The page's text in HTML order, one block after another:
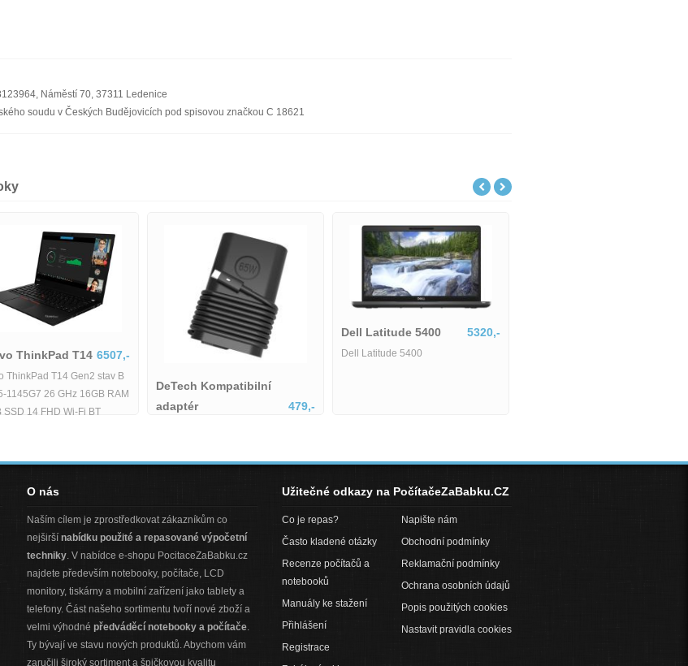
Náměstí 70, 37311 Ledenice
soudu v Českých Budějovicích pod spisovou značkou C 18621
ThinkPad T14 6507,-
ThinkPad T14 Gen2 stav B
1145G7 26 GHz 16GB RAM
SSD 14 FHD Wi-Fi BT
DeTech Kompatibilní
adaptér
479,-
Dell Latitude 5400 5320,-
Dell Latitude 5400
O nás
Naším cílem je zprostředkovat zákazníkům co
nejširšínabídku použité a repasované výpočetní
techniky. V nabídce e-shopu PocitaceZaBabku.cz
najdete především notebooky, počítače, LCD
monitory, tiskárny a mobilní zařízení jako tablety a
telefony. Část našeho sortimentu tvoří nové zboží a
velmi výhodnépředváděcí notebooky a počítače.
Ty bývají ve stavu nových produktů. Abychom vám
zaručili široký sortiment a špičkovou kvalitu
Užitečné odkazy na PočítačeZaBabku.CZ
Co je repas?
Často kladené otázky
Recenze počítačů a
notebooků
Manuály ke stažení
Přihlášení
Registrace
Napište nám
Obchodní podmínky
Reklamační podmínky
Ochrana osobních údajů
Popis použitých cookies
Nastavit pravidla cookies